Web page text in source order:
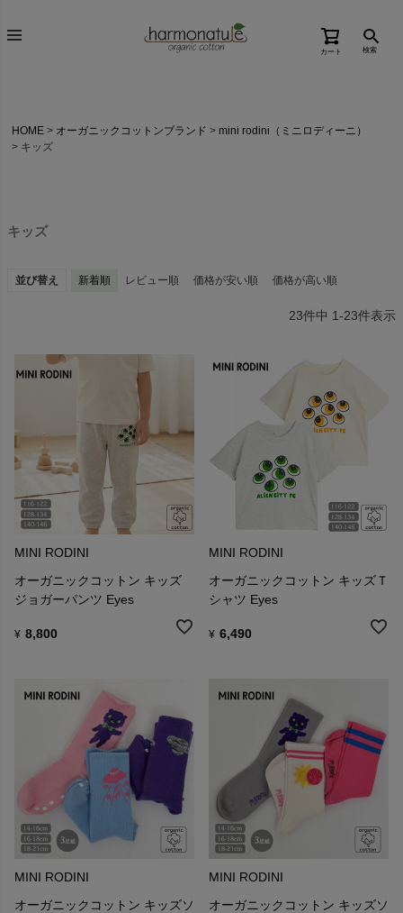
カート 検索
HOME オーガニックコットンブランド
mini rodini（ミニロディーニ）
キッズ
キッズ
並び替え 新着順 レビュー順 価格が安い順 価格が高い順
23件中 1-23件表示
MINI RODINI
オーガニックコットン キッズ
ジョガーパンツ Eyes
¥ 8,800
MINI RODINI
オーガニックコットン キッズＴ
シャツ Eyes
¥ 6,490
MINI RODINI
オーガニックコットン キッズソ
MINI RODINI
オーガニックコットン キッズソ